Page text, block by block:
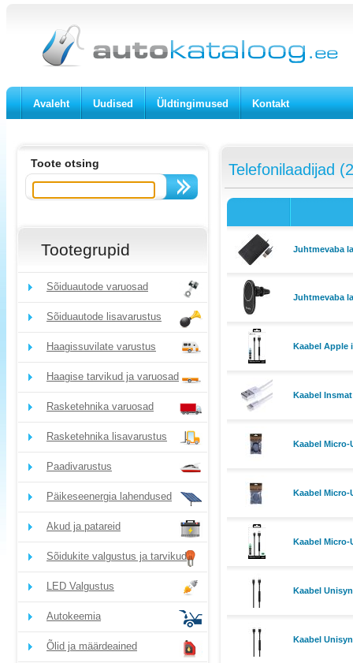
Avaleht Uudised Üldtingimused Kontakt
Toote otsing
Tootegrupid
Sõiduautode varuosad
Sõiduautode lisavarustus
Haagissuvilate varustus
Haagise tarvikud ja varuosad
Rasketehnika varuosad
Rasketehnika lisavarustus
Paadivarustus
Päikeseenergia lahendused
Akud ja patareid
Sõidukite valgustus ja tarvikud
LED Valgustus
Autokeemia
Õlid ja määrdeained
Telefonilaadijad
Juhtmevaba
Juhtmevaba
Kaabel Apple
Kaabel
Kaabel Micro-
Kaabel Micro-
Kaabel Micro-
Kaabel
Kaabel